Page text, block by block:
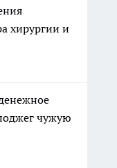
хирургии и
чужую